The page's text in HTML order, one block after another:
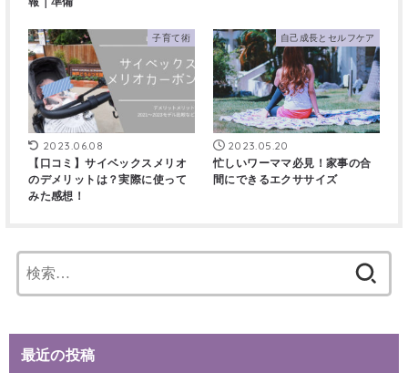
子育て術
2023.06.08
【口コミ】サイベックスメリオ
のデメリットは？実際に使って
みた感想！
自己成長とセルフケア
2023.05.20
忙しいワーママ必見！家事の合
間にできるエクササイズ
索:
最近の投稿